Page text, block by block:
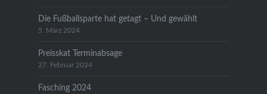
Die Fußballsparte hat getagt – Und gewählt
5. März 2024
Preisskat Terminabsage
27. Februar 2024
Fasching 2024